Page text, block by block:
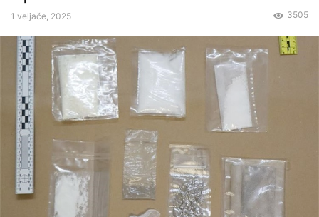
1 veljače, 2025 3505